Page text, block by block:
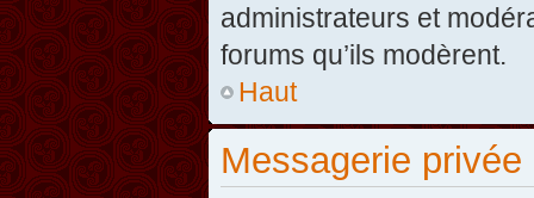
administrateurs et
forums qu’ils modèrent.
Haut
Messagerie privée